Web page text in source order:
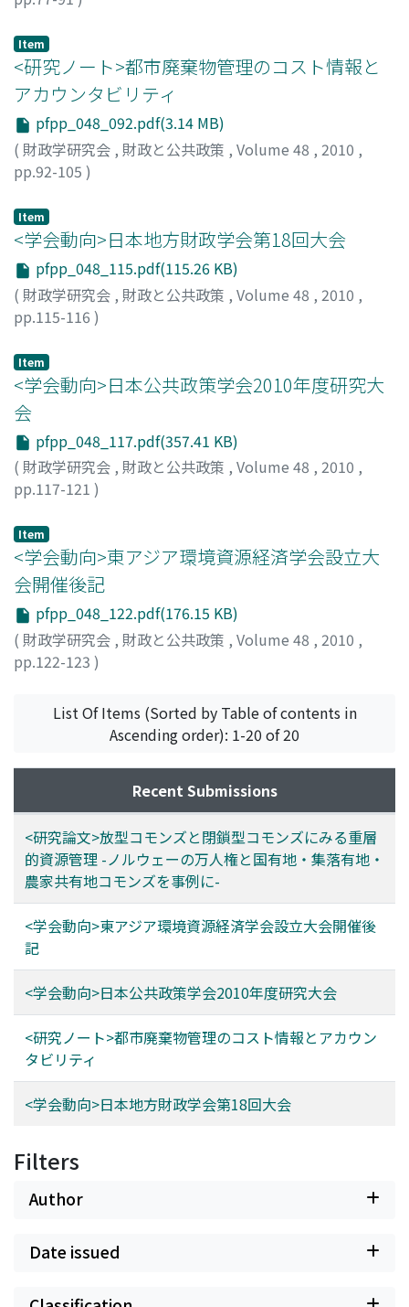
Item
<研究ノート>都市廃棄物管理のコスト情報と
アカウンタビリティ
pfpp_048_092.pdf(3.14 MB)
( 財政学研究会 , 財政と公共政策 , Volume 48 , 2010 ,
pp.92-105 )
Item
<学会動向>日本地方財政学会第18回大会
pfpp_048_115.pdf(115.26 KB)
( 財政学研究会 , 財政と公共政策 , Volume 48 , 2010 ,
pp.115-116 )
Item
<学会動向>日本公共政策学会2010年度研究大
会
pfpp_048_117.pdf(357.41 KB)
( 財政学研究会 , 財政と公共政策 , Volume 48 , 2010 ,
pp.117-121 )
Item
<学会動向>東アジア環境資源経済学会設立大
会開催後記
pfpp_048_122.pdf(176.15 KB)
( 財政学研究会 , 財政と公共政策 , Volume 48 , 2010 ,
pp.122-123 )
List Of Items (Sorted by Table of contents in
Ascending order): 1-20 of 20
Recent Submissions
<研究論文>放型コモンズと閉鎖型コモンズにみる重層
的資源管理 -ノルウェーの万人権と国有地・集落有地・
農家共有地コモンズを事例に-
<学会動向>東アジア環境資源経済学会設立大会開催後
記
<学会動向>日本公共政策学会2010年度研究大会
<研究ノート>都市廃棄物管理のコスト情報とアカウン
タビリティ
<学会動向>日本地方財政学会第18回大会
Filters
Author
Date issued